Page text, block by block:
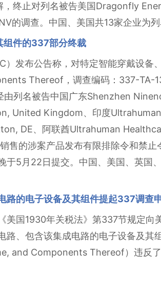
，终止对列名被告美国Dragonfly
调查。中国、美国共13家企业为列
组件的337部分终裁
发布公告称，对特定智能穿戴设备
Thereof，调查编码：337-TA-
由列名被告中国广东Shenzhen
United Kingdom、印度
DE、阿联酋Ultrahuman
售的涉案产品发布有限排除令和禁止
于5月22日提交。中国、美国、英国
路的电子设备及其组件提起337调查
国1930年关税法》第337节规定向
路、包含该集成电路的电子设备及
and Components Thereof）违反